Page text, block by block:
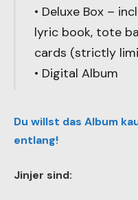
• Deluxe Box –
lyric book, tote
cards (strictly
• Digital Album
Du willst das Album
entlang!
Jinjer sind: